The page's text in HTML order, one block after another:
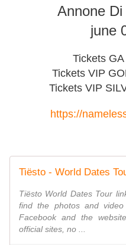
Annone
june
Tickets
Tickets VIP
Tickets VIP
https://
Tiësto World Dates Tour
find the photos and
Facebook and the
official sites, no ...